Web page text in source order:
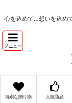
心を込めて…想いを込め
メニュー
特別な贈り物 人気商品